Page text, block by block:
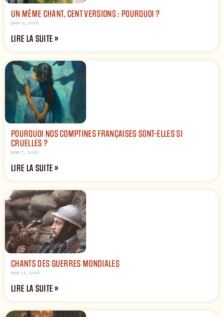
UN MÊME CHANT, CENT VERSIONS : POURQUOI ?
juin 9, 2026
LIRE LA SUITE »
POURQUOI NOS COMPTINES FRANÇAISES SONT-ELLES SI
CRUELLES ?
juin 7, 2026
LIRE LA SUITE »
CHANTS DES GUERRES MONDIALES
mai 21, 2026
LIRE LA SUITE »